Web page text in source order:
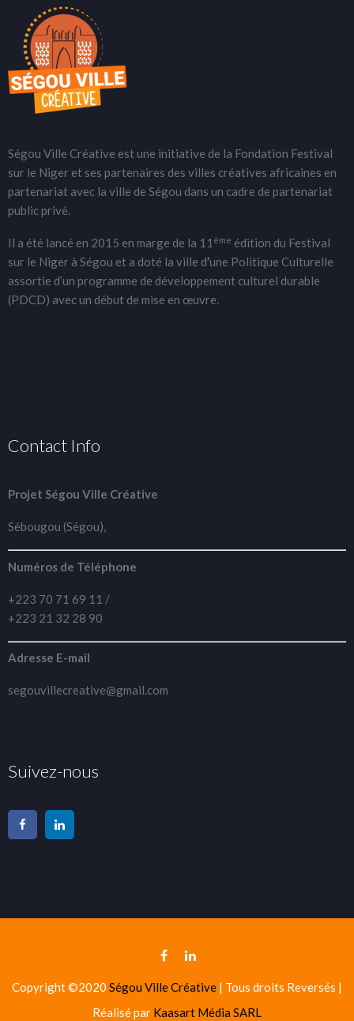
Ségou Ville Créative est une initiative de la Fondation Festival
sur le Niger et ses partenaires des villes créatives africaines en
partenariat avec la ville de Ségou dans un cadre de partenariat
public privé.
Il a été lancé en 2015 en marge de la 11 ème édition du Festival
sur le Niger à Ségou et a doté la ville d’une Politique Culturelle
assortie d’un programme de développement culturel durable
(PDCD) avec un début de mise en œuvre.
Contact Info
Projet Ségou Ville Créative
Sébougou (Ségou),
Numéros de Téléphone
+223 70 71 69 11 /
+223 21 32 28 90
Adresse E-mail
segouvillecreative@gmail.com
Suivez-nous
Copyright ©2020 Ségou Ville Créative | Tous droits Reversés |
Réalisé par Kaasart Média SARL